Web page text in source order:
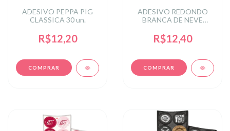
ADESIVO PEPPA PIG
CLASSICA 30 un.
R$12,20
ADESIVO REDONDO
BRANCA DE NEVE
R$12,40